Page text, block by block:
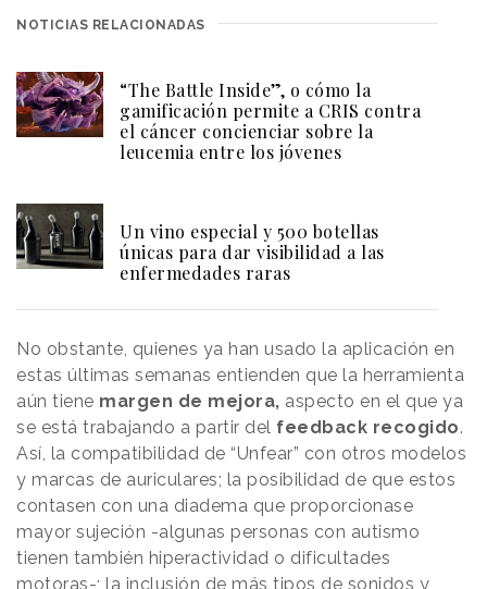
NOTICIAS RELACIONADAS
“The Battle Inside”, o cómo la
gamificación permite a CRIS contra
el cáncer concienciar sobre la
leucemia entre los jóvenes
Un vino especial y 500 botellas
únicas para dar visibilidad a las
enfermedades raras
No obstante, quienes ya han usado la aplicación en
estas últimas semanas entienden que la herramienta
aún tiene margen de mejora, aspecto en el que ya
se está trabajando a partir del feedback recogido.
Así, la compatibilidad de “Unfear” con otros modelos
y marcas de auriculares; la posibilidad de que estos
contasen con una diadema que proporcionase
mayor sujeción -algunas personas con autismo
tienen también hiperactividad o dificultades
motoras-; la inclusión de más tipos de sonidos y